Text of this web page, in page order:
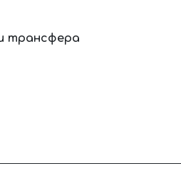
трансфера